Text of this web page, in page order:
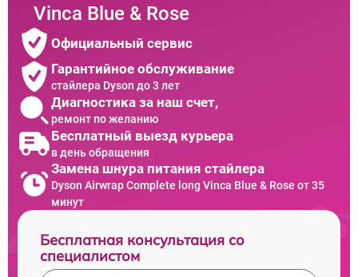
Vinca Blue & Rose
Официальный сервис
Гарантийное обслуживание
стайлера Dyson до 3 лет
Диагностика за наш счет,
ремонт по желанию
Бесплатный выезд курьера
в день обращения
Замена шнура питания стайлера
Dyson Airwrap Complete long Vinca Blue & Rose от 35
минут
Бесплатная консультация со
специалистом